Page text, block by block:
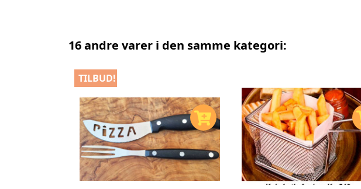
16 andre varer i den samme kategori:
TILBUD!